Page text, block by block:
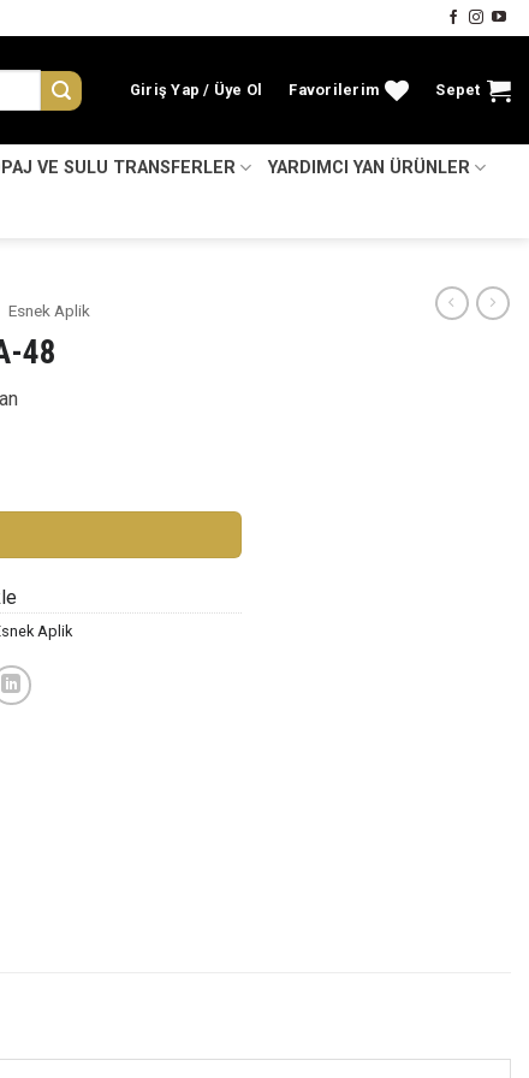
Giriş Yap Favorilerim Sepet
VE SULU TRANSFERLER YARDIMCI YAN ÜRÜNLER
Esnek Aplik
48
Aplik